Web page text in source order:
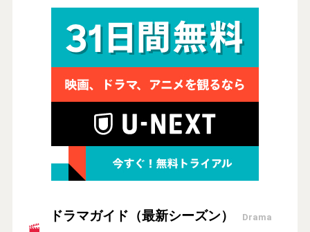
ドラマガイド（最新シーズン） Drama